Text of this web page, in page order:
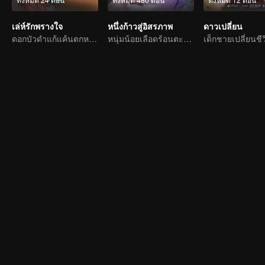
เล่ห์รักพรางใจ
ดอกบัวดำแก้แค้นตกหลุมรักนายแบดบอย
หนึ่งก้าวสู่อิสรภาพ
หนุ่มน้อยเลือดร้อนตะลุยโลกธุลีแดง
ดาวเปลี่ยน